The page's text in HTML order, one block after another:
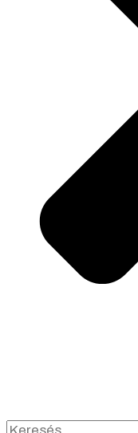
Keresés